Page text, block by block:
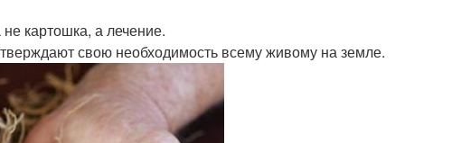
картошка, а лечение.
свою необходимость всему живому на земле.